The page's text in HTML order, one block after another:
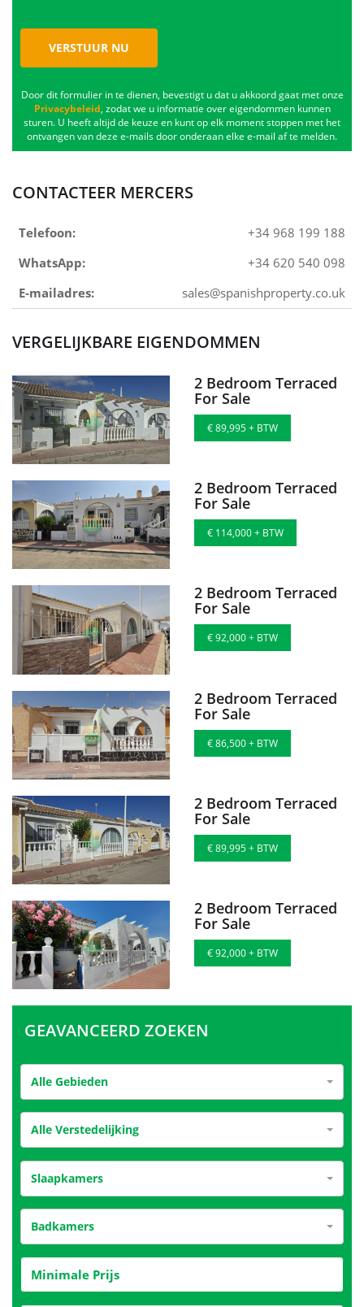
VERSTUUR NU
Door dit formulier in te dienen, bevestigt u dat u akkoord gaat met onze
Privacybeleid, zodat we u informatie over eigendommen kunnen
sturen. U heeft altijd de keuze en kunt op elk moment stoppen met het
ontvangen van deze e-mails door onderaan elke e-mail af te melden.
CONTACTEER MERCERS
Telefoon:
+34 968 199 188
WhatsApp:
+34 620 540 098
E-mailadres:
sales@spanishproperty.co.uk
VERGELIJKBARE EIGENDOMMEN
2 Bedroom Terraced
For Sale
€ 89,995 + BTW
2 Bedroom Terraced
For Sale
€ 114,000 + BTW
2 Bedroom Terraced
For Sale
€ 92,000 + BTW
2 Bedroom Terraced
For Sale
€ 86,500 + BTW
2 Bedroom Terraced
For Sale
€ 89,995 + BTW
2 Bedroom Terraced
For Sale
€ 92,000 + BTW
GEAVANCEERD ZOEKEN
Alle Gebieden
Alle Verstedelijking
Slaapkamers
Badkamers